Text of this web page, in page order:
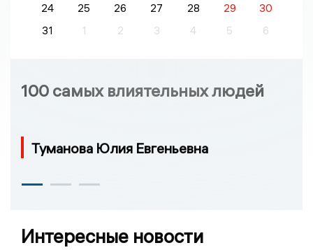
24
25 26 27 28 29
30
31
1 2 3 4 5 6
100 самых влиятельных людей
Туманова Юлия Евгеньевна
Интересные новости